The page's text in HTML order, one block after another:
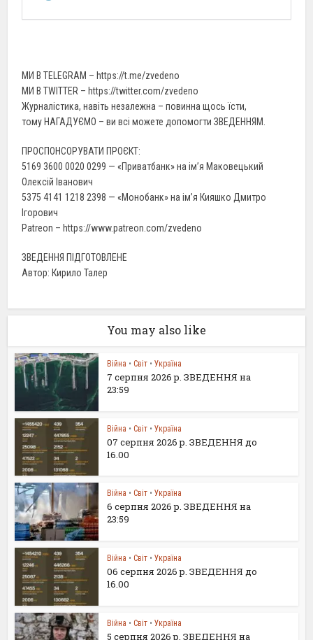
МИ В TELEGRAM – https://t.me/zvedeno
МИ В TWITTER – https://twitter.com/zvedeno
Журналістика, навіть незалежна – повинна щось їсти,
тому НАГАДУЄМО – ви всі можете допомогти ЗВЕДЕННЯМ.
ПРОСПОНСОРУВАТИ ПРОЄКТ:
5169 3600 0020 0299 — «Приватбанк» на ім’я Маковецький
Олексій Іванович
5375 4141 1218 2398 — «Монобанк» на ім’я Кияшко Дмитро
Ігорович
Patreon – https://www.patreon.com/zvedeno
ЗВЕДЕННЯ ПІДГОТОВЛЕНЕ
Автор: Кирило Талер
You may also like
Війна • Світ • Україна
7 серпня 2026 р. ЗВЕДЕННЯ на
23:59
Війна • Світ • Україна
07 серпня 2026 р. ЗВЕДЕННЯ до
16.00
Війна • Світ • Україна
6 серпня 2026 р. ЗВЕДЕННЯ на
23:59
Війна • Світ • Україна
06 серпня 2026 р. ЗВЕДЕННЯ до
16.00
Війна • Світ • Україна
5 серпня 2026 р. ЗВЕДЕННЯ на